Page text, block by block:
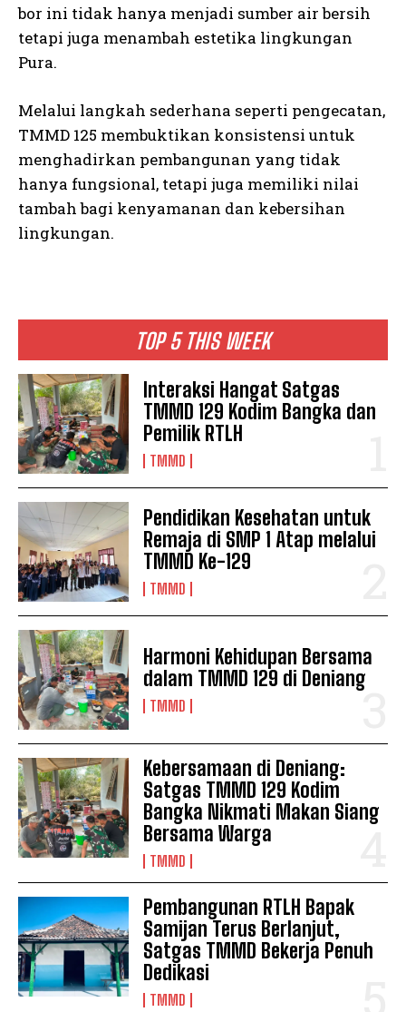
TOP 5 THIS WEEK
Interaksi Hangat Satgas
TMMD 129 Kodim Bangka dan
Pemilik RTLH
TMMD
Pendidikan Kesehatan untuk
Remaja di SMP 1 Atap melalui
TMMD Ke-129
TMMD
Harmoni Kehidupan Bersama
dalam TMMD 129 di Deniang
TMMD
Kebersamaan di Deniang:
Satgas TMMD 129 Kodim
Bangka Nikmati Makan Siang
Bersama Warga
TMMD
Pembangunan RTLH Bapak
Samijan Terus Berlanjut,
Satgas TMMD Bekerja Penuh
Dedikasi
TMMD
bor ini tidak hanya menjadi sumber air bersih
tetapi juga menambah estetika lingkungan
Pura.
Melalui langkah sederhana seperti pengecatan,
TMMD 125 membuktikan konsistensi untuk
menghadirkan pembangunan yang tidak
hanya fungsional, tetapi juga memiliki nilai
tambah bagi kenyamanan dan kebersihan
lingkungan.